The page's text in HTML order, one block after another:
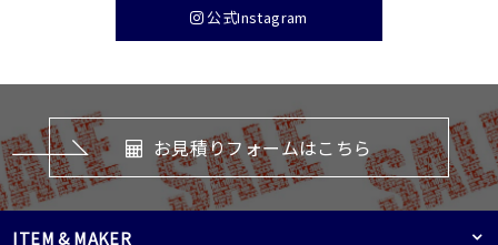
公式Instagram
お見積りフォームはこちら
ITEM & MAKER